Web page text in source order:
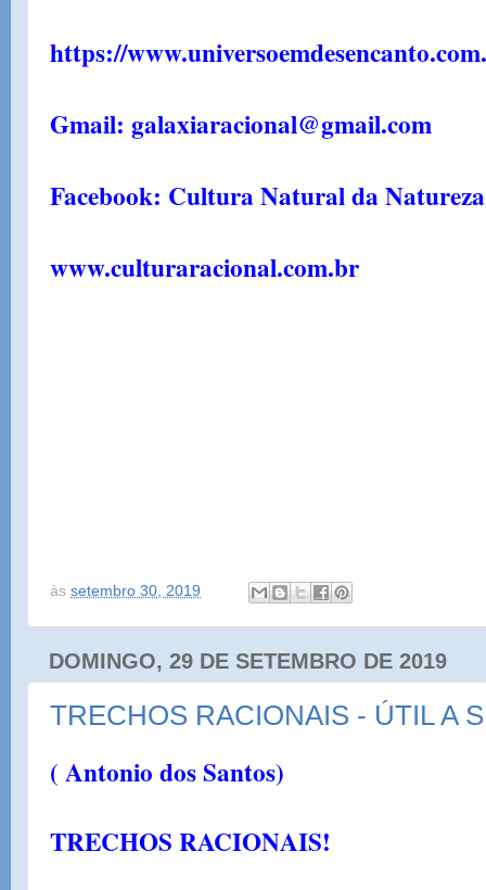
https://
Gmail: galaxiaracional@gmail.com
Facebook: Cultura Natural da Natureza
www.culturaracional.com.br
às setembro 30, 2019
DOMINGO, 29 DE SETEMBRO DE 2019
TRECHOS RACIONAIS - ÚTIL A
( Antonio dos Santos)
TRECHOS RACIONAIS!